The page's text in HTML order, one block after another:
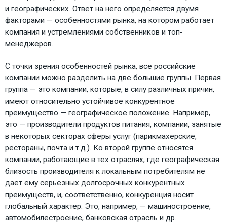
и географических. Ответ на него определяется двумя
факторами — особенностями рынка, на котором работает
компания и устремлениями собственников и топ-
менеджеров.
С точки зрения особенностей рынка, все российские
компании можно разделить на две большие группы. Первая
группа — это компании, которые, в силу различных причин,
имеют относительно устойчивое конкурентное
преимущество — географическое положение. Например,
это — производители продуктов питания, компании, занятые
в некоторых секторах сферы услуг (парикмахерские,
рестораны, почта и т.д.). Ко второй группе относятся
компании, работающие в тех отраслях, где географическая
близость производителя к локальным потребителям не
дает ему серьезных долгосрочных конкурентных
преимуществ, и, соответственно, конкуренция носит
глобальный характер. Это, например, — машиностроение,
автомобилестроение, банковская отрасль и др.